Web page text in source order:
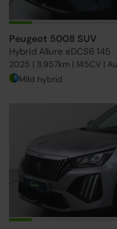
Peugeot 5008 SUV
Hybrid Allure eDCS6 145
2025 | 3.957km | 145CV |
Mild hybrid